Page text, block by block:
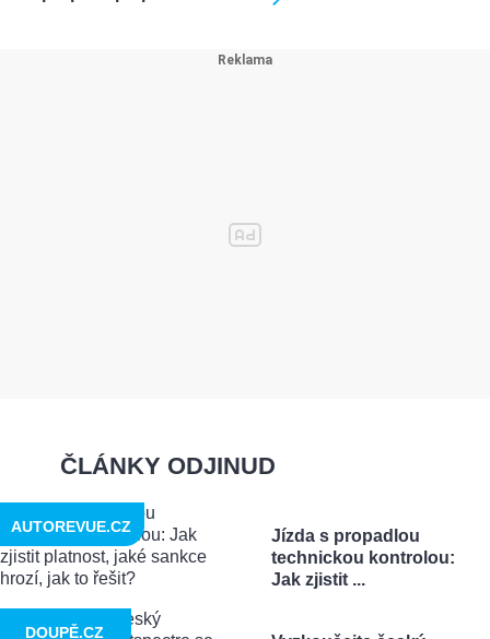
ČLÁNKY ODJINUD
Jízda s propadlou
technickou kontrolou:
Jak zjistit ...
AUTOREVUE.CZ
DOUPĚ.CZ